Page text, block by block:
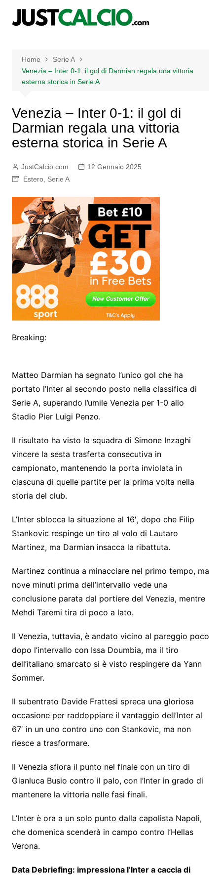
Home
Serie A
Venezia – Inter 0-1: il gol di Darmian regala una vittoria
esterna storica in Serie A
Venezia – Inter 0-1: il gol di
Darmian regala una vittoria
esterna storica in Serie A
JustCalcio.com
12 Gennaio 2025
Estero, Serie A
Breaking:
Matteo Darmian ha segnato l’unico gol che ha
portato l’Inter al secondo posto nella classifica di
Serie A, superando l’umile Venezia per 1-0 allo
Stadio Pier Luigi Penzo.
Il risultato ha visto la squadra di Simone Inzaghi
vincere la sesta trasferta consecutiva in
campionato, mantenendo la porta inviolata in
ciascuna di quelle partite per la prima volta nella
storia del club.
L’Inter sblocca la situazione al 16′, dopo che Filip
Stankovic respinge un tiro al volo di Lautaro
Martinez, ma Darmian insacca la ribattuta.
Martinez continua a minacciare nel primo tempo, ma
nove minuti prima dell’intervallo vede una
conclusione parata dal portiere del Venezia, mentre
Mehdi Taremi tira di poco a lato.
Il Venezia, tuttavia, è andato vicino al pareggio poco
dopo l’intervallo con Issa Doumbia, ma il tiro
dell’italiano smarcato si è visto respingere da Yann
Sommer.
Il subentrato Davide Frattesi spreca una gloriosa
occasione per raddoppiare il vantaggio dell’Inter al
67′ in un uno contro uno con Stankovic, ma non
riesce a trasformare.
Il Venezia sfiora il punto nel finale con un tiro di
Gianluca Busio contro il palo, con l’Inter in grado di
mantenere la vittoria nelle fasi finali.
L’Inter è ora a un solo punto dalla capolista Napoli,
che domenica scenderà in campo contro l’Hellas
Verona.
Data Debriefing: impressiona l’Inter a caccia di